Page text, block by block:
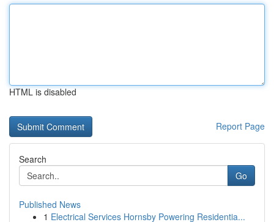
HTML is disabled
Report Page
Search
Go
Published News
1 Electrical Services Hornsby Powering Residentia...